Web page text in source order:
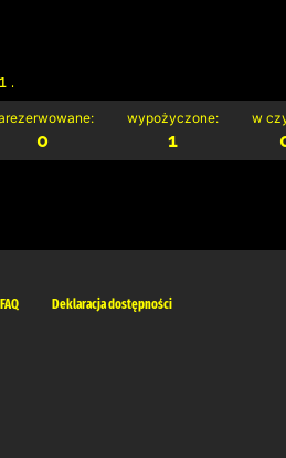
.
0
wypożyczone:
1
w
FAQ Deklaracja dostępności